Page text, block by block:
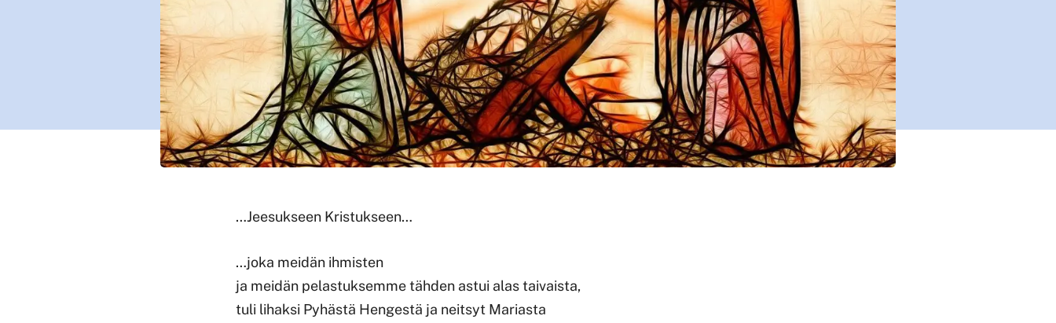
…Jeesukseen Kristukseen…
…joka meidän ihmisten
ja meidän pelastuksemme tähden astui alas taivaista,
tuli lihaksi Pyhästä Hengestä ja neitsyt Mariasta